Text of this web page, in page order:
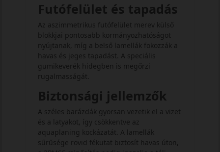
Futófelület és tapadás
Az aszimmetrikus futófelület merev külső
blokkjai pontosabb kormányozhatóságot
nyújtanak, míg a belső lamellák fokozzák a
havas és jeges tapadást. A speciális
gumikeverék hidegben is megőrzi
rugalmasságát.
Biztonsági jellemzők
A széles barázdák gyorsan vezetik el a vizet
és a latyakot, így csökkentve az
aquaplaning kockázatát. A lamellák
sűrűsége rövid fékutat biztosít havas úton,